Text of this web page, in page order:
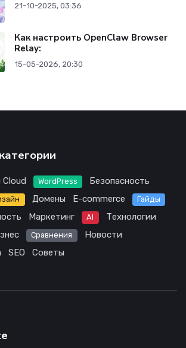
21-10-2025, 03:36
Как настроить OpenClaw Browser
Relay:
15-05-2026, 20:30
Cloud WordPress
Безопасность
Домены E-commerce Гайды
Маркетинг AI
Технологии
Сравнения
Новости
SEO Советы